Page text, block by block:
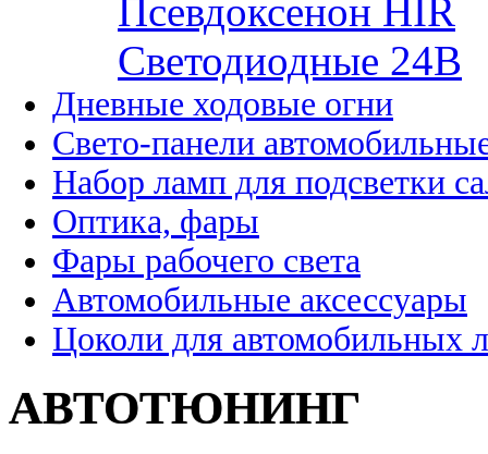
Псевдоксенон HIR
Cветодиодные 24B
Дневные ходовые огни
Свето-панели
Набор ламп для подсветки
Оптика, фары
Фары рабочего света
Автомобильные аксессуары
Цоколи для автомобильных
АВТОТЮНИНГ